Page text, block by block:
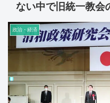
ない中で旧統一教会
政治・経済